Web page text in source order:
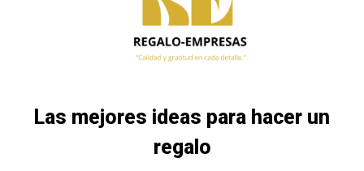
Las mejores ideas para hacer un
regalo